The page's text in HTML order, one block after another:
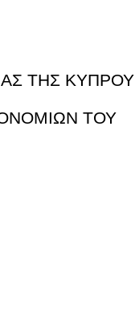
ΤΗΣ ΚΥΠΡΟΥ
ΤΟΥ